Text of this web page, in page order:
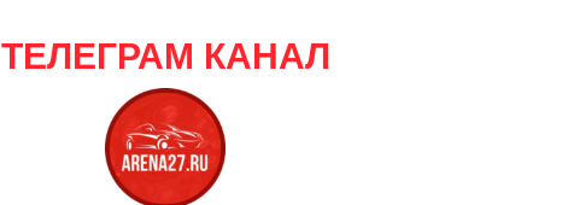
ТЕЛЕГРАМ КАНАЛ